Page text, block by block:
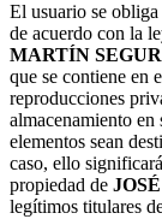
El usuario se
de acuerdo con la
MARTÍN
que se contiene en
reproducciones
almacenamiento
elementos sean
caso, ello
propiedad de
legítimos titulares